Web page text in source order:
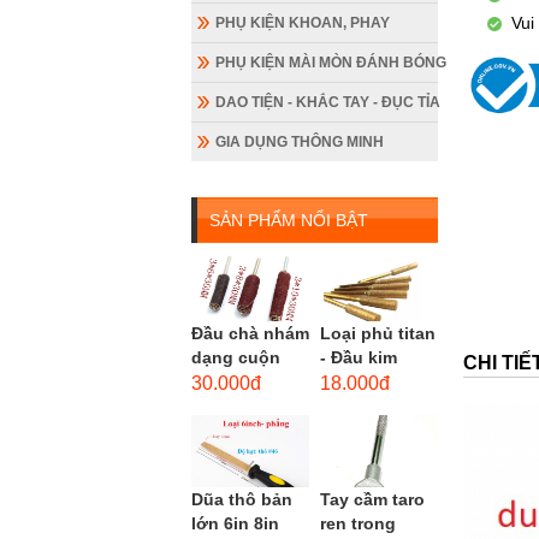
PHỤ KIỆN KHOAN, PHAY
PHỤ KIỆN MÀI MÒN ĐÁNH BÓNG
DAO TIỆN - KHẮC TAY - ĐỤC TỈA
GIA DỤNG THÔNG MINH
SẢN PHẨM NỔI BẬT
Đầu chà nhám
dạng cuộn
loại dài gắn
cốt 3mm
đầu...
30.000đ
Loại phủ titan
- Đầu kim
cương hình
(mũi mài...
18.000đ
Dũa thô bản
lớn 6in 8in
Tay cầm taro
ren trong
CHI